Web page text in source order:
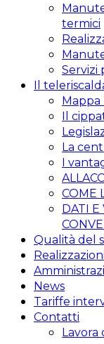
termici
Servizi
Il
Mappa
Il
La
I
COME
DATI E
Qualità del
Realizzazioni
News
Tariffe
Contatti
Lavora